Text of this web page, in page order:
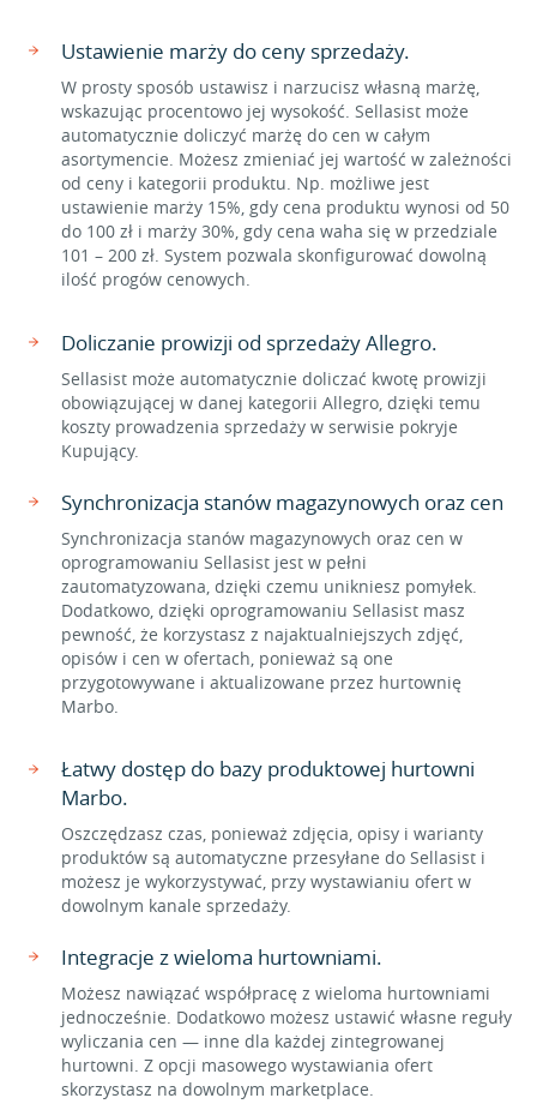
Ustawienie marży do ceny sprzedaży.
W prosty sposób ustawisz i narzucisz własną marżę,
wskazując procentowo jej wysokość. Sellasist może
automatycznie doliczyć marżę do cen w całym
asortymencie. Możesz zmieniać jej wartość w zależności
od ceny i kategorii produktu. Np. możliwe jest
ustawienie marży 15%, gdy cena produktu wynosi od 50
do 100 zł i marży 30%, gdy cena waha się w przedziale
101 – 200 zł. System pozwala skonfigurować dowolną
ilość progów cenowych.
Doliczanie prowizji od sprzedaży Allegro.
Sellasist może automatycznie doliczać kwotę prowizji
obowiązującej w danej kategorii Allegro, dzięki temu
koszty prowadzenia sprzedaży w serwisie pokryje
Kupujący.
Synchronizacja stanów magazynowych oraz cen
Synchronizacja stanów magazynowych oraz cen w
oprogramowaniu Sellasist jest w pełni
zautomatyzowana, dzięki czemu unikniesz pomyłek.
Dodatkowo, dzięki oprogramowaniu Sellasist masz
pewność, że korzystasz z najaktualniejszych zdjęć,
opisów i cen w ofertach, ponieważ są one
przygotowywane i aktualizowane przez hurtownię
Marbo.
Łatwy dostęp do bazy produktowej hurtowni
Marbo.
Oszczędzasz czas, ponieważ zdjęcia, opisy i warianty
produktów są automatyczne przesyłane do Sellasist i
możesz je wykorzystywać, przy wystawianiu ofert w
dowolnym kanale sprzedaży.
Integracje z wieloma hurtowniami.
Możesz nawiązać współpracę z wieloma hurtowniami
jednocześnie. Dodatkowo możesz ustawić własne reguły
wyliczania cen — inne dla każdej zintegrowanej
hurtowni. Z opcji masowego wystawiania ofert
skorzystasz na dowolnym marketplace.